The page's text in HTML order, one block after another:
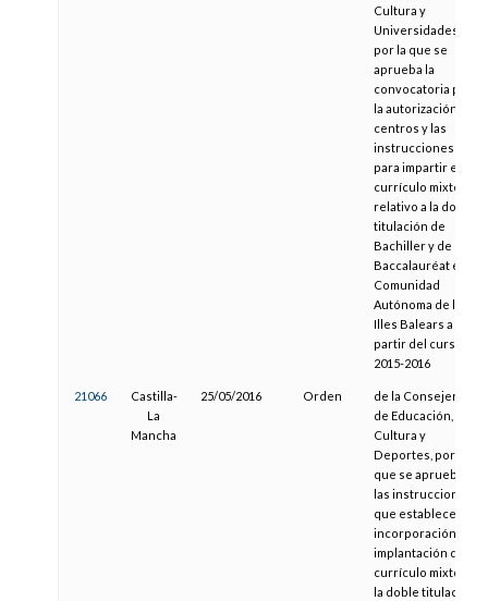
Cultura y
Universidades,
por la que se
aprueba la
convocatoria para
la autorización de
centros y las
instrucciones
para impartir el
currículo mixto
relativo a la doble
titulación de
Bachiller y de
Baccalauréat en la
Comunidad
Autónoma de las
Illes Balears a
partir del curso
2015-2016
21066
Castilla-
La
Mancha
25/05/2016 Orden
de la Consejería
de Educación,
Cultura y
Deportes, por la
que se aprueban
las instrucciones
que establecen la
incorporación e
implantación del
currículo mixto de
la doble titulación